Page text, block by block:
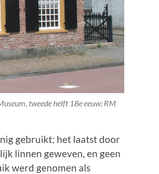
tweede helft 18e eeuw; RM
gebruikt; het laatst door
linnen geweven, en geen
werd genomen als